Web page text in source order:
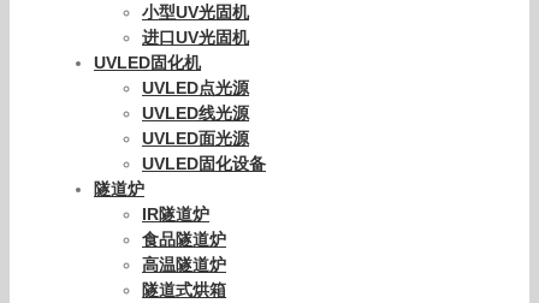
小型UV光固机
进口UV光固机
UVLED固化机
UVLED点光源
UVLED线光源
UVLED面光源
UVLED固化设备
隧道炉
IR隧道炉
食品隧道炉
高温隧道炉
隧道式烘箱